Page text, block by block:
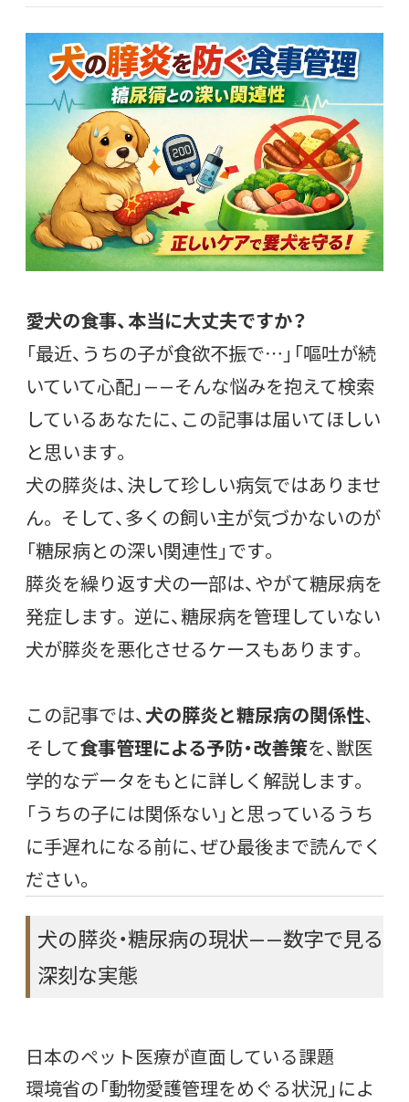
愛犬の食事、本当に大丈夫ですか？
「最近、うちの子が食欲不振で…」「嘔吐が続
いていて心配」——そんな悩みを抱えて検索
しているあなたに、この記事は届いてほしい
と思います。
犬の膵炎は、決して珍しい病気ではありませ
ん。 そして、多くの飼い主が気づかないのが
「糖尿病との深い関連性」です。
膵炎を繰り返す犬の一部は、やがて糖尿病を
発症します。 逆に、糖尿病を管理していない
犬が膵炎を悪化させるケースもあります。
この記事では、犬の膵炎と糖尿病の関係性、
そして食事管理による予防・改善策を、獣医
学的なデータをもとに詳しく解説します。
「うちの子には関係ない」と思っているうち
に手遅れになる前に、ぜひ最後まで読んでく
ださい。
犬の膵炎・糖尿病の現状——数字で見る
深刻な実態
日本のペット医療が直面している課題
環境省の「動物愛護管理をめぐる状況」によ